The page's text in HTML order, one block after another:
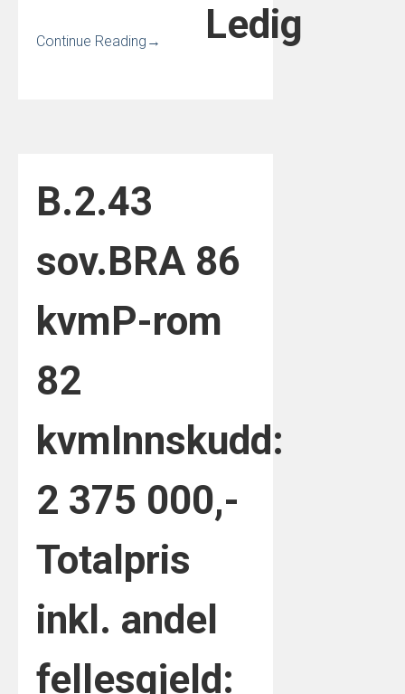
Ledig
Continue Reading →
B.2.43
sov.BRA 86
kvmP-rom
82
kvmInnskudd:
2 375 000,-
Totalpris
inkl. andel
fellesgjeld: